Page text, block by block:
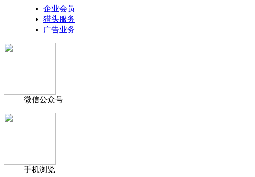
企业会员
猎头服务
广告业务
微信公众号
手机浏览